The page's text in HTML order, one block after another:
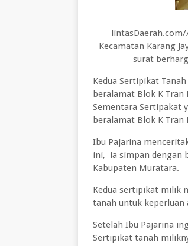
Kecamatan Karang
surat
Kedua Sertipikat
beralamat Blok K Tran
Sementara Sertipakat
beralamat Blok K Tran
Ibu Pajarina
ini, ia simpan dengan
Kabupaten Muratara.
Kedua sertipikat milik
tanah untuk keperluan
Setelah Ibu Pajarina
Sertipikat tanah